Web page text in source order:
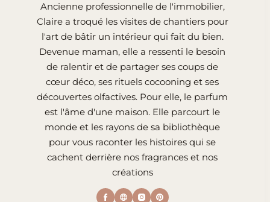
Ancienne professionnelle de l'immobilier,
Claire a troqué les visites de chantiers pour
l'art de bâtir un intérieur qui fait du bien.
Devenue maman, elle a ressenti le besoin
de ralentir et de partager ses coups de
cœur déco, ses rituels cocooning et ses
découvertes olfactives. Pour elle, le parfum
est l'âme d'une maison. Elle parcourt le
monde et les rayons de sa bibliothèque
pour vous raconter les histoires qui se
cachent derrière nos fragrances et nos
créations